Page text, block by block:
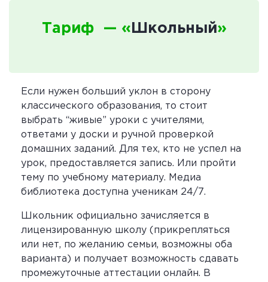
Тариф — « Школьный»
Если нужен больший уклон в сторону
классического образования, то стоит
выбрать “живые” уроки с учителями,
ответами у доски и ручной проверкой
домашних заданий. Для тех, кто не успел на
урок, предоставляется запись. Или пройти
тему по учебному материалу. Медиа
библиотека доступна ученикам 24/7.
Школьник официально зачисляется в
лицензированную школу (прикрепляться
или нет, по желанию семьи, возможны оба
варианта) и получает возможность сдавать
промежуточные аттестации онлайн. В